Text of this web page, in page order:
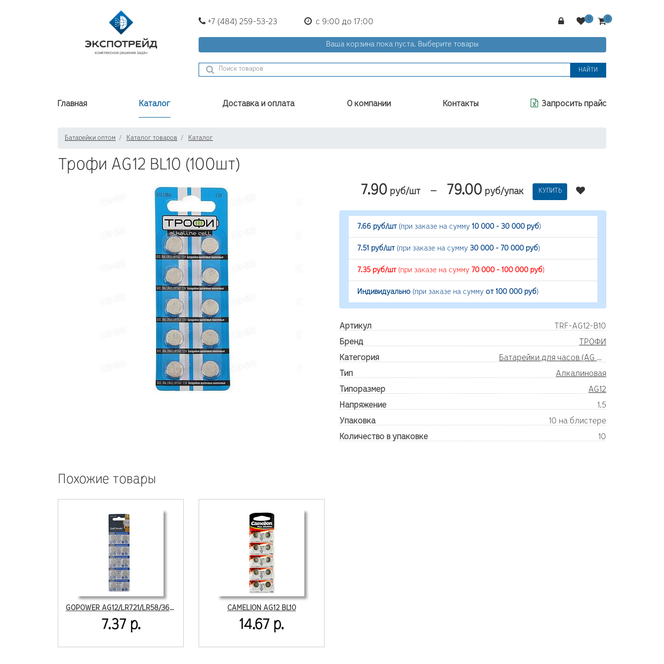
+7 (484) 259-53-23 с 9:00 до 17:00
Ваша корзина пока пуста. Выберите товары
НАЙТИ
Главная Каталог Доставка и оплата О компании Контакты Запросить прайс
Батарейки оптом Каталог товаров Каталог
Трофи AG12 BL10 (100шт)
7.90 руб/шт — 79.00 руб/упак КУПИТЬ
7.66 руб/шт(при заказе на сумму 10 000 - 30 000 руб)
7.51 руб/шт(при заказе на сумму 30 000 - 70 000 руб)
7.35 руб/шт(при заказе на сумму 70 000 - 100 000 руб)
Индивидуально (при заказе на сумму от 100 000 руб)
Артикул
TRF-AG12-B10
Бренд
ТРОФИ
Категория
Батарейки для часов (AG SR)
Тип
Алкалиновая
Типоразмер
AG12
Напряжение
1.5
Упаковка
10 на блистере
Количество в упаковке
10
Похожие товары
GOPOWER AG12/LR721/LR58/362A/162 BL10
7.37 р.
CAMELION AG12 BL10
14.67 р.